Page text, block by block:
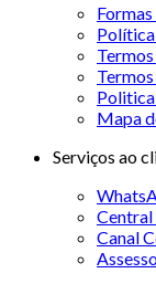
Mapa
Serviços ao
Central
Canal